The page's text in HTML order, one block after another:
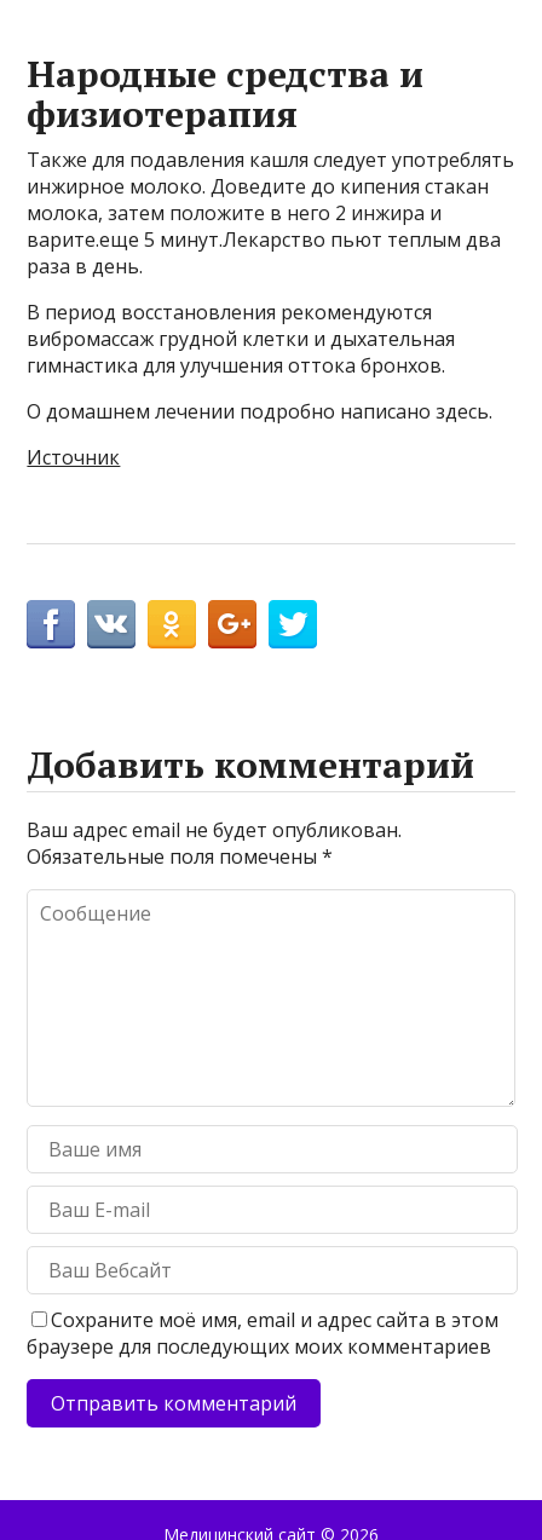
Народные средства и
физиотерапия
Также для подавления кашля следует употреблять
инжирное молоко. Доведите до кипения стакан
молока, затем положите в него 2 инжира и
варите.еще 5 минут.Лекарство пьют теплым два
раза в день.
В период восстановления рекомендуются
вибромассаж грудной клетки и дыхательная
гимнастика для улучшения оттока бронхов.
О домашнем лечении подробно написано здесь.
Источник
Добавить комментарий
Ваш адрес email не будет опубликован.
Обязательные поля помечены*
Сохраните моё имя, email и адрес сайта в этом
браузере для последующих моих комментариев
Медицинский сайт © 2026